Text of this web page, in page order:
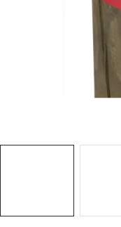
Ochranné
Servis náradia